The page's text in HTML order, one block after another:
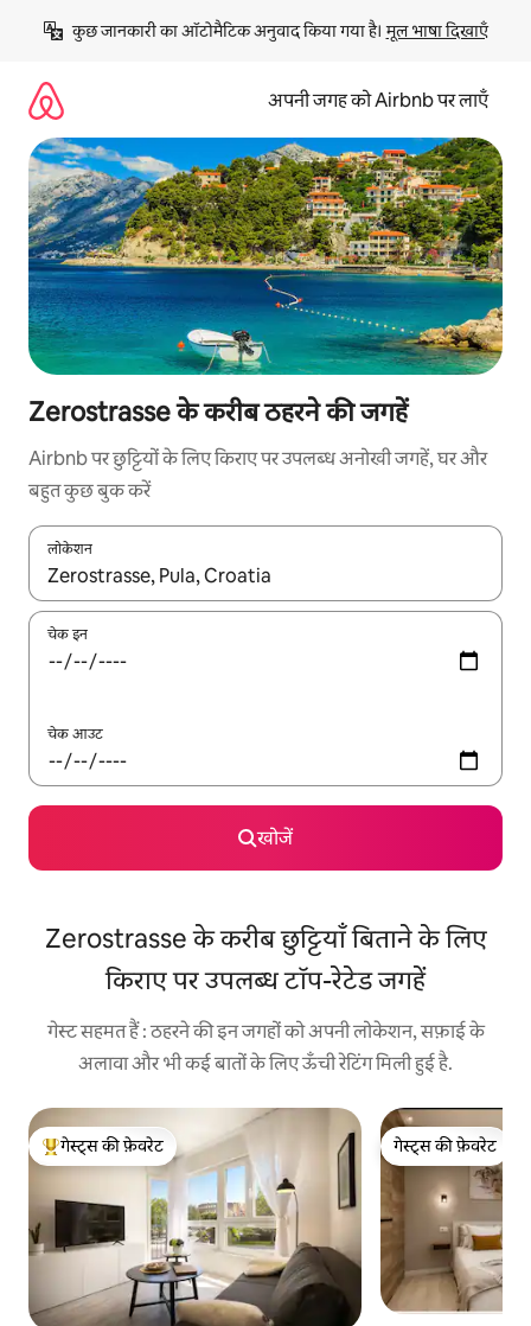
छोड़कर
कॉन्टेंट
कुछ जानकारी का ऑटोमैटिक अनुवाद किया गया है। मूल भाषा दिखाएँ
अपनी जगह को Airbnb पर लाएँ
Zerostrasse के करीब ठहरने की जगहें
Airbnb पर छुट्टियों के लिए किराए पर उपलब्ध अनोखी जगहें, घर और
बहुत कुछ बुक करें
लोकेशन
नतीजों के उपलब्ध होने पर, अप और डाउन 'ऐरो की' का इस्तेमाल करके नेविगेट
चेक इन
चेक आउट
खोजें
Zerostrasse के करीब छुट्टियाँ बिताने के लिए
किराए पर उपलब्ध टॉप-रेटेड जगहें
गेस्ट सहमत हैं : ठहरने की इन जगहों को अपनी लोकेशन, सफ़ाई के
अलावा और भी कई बातों के लिए ऊँची रेटिंग मिली हुई है.
गेस्ट्स का टॉप फ़ेवरेट
गेस्ट्स की फ़ेवरेट
गेस्ट्स की फ़ेवरेट
गेस्ट्स की फ़ेवरेट